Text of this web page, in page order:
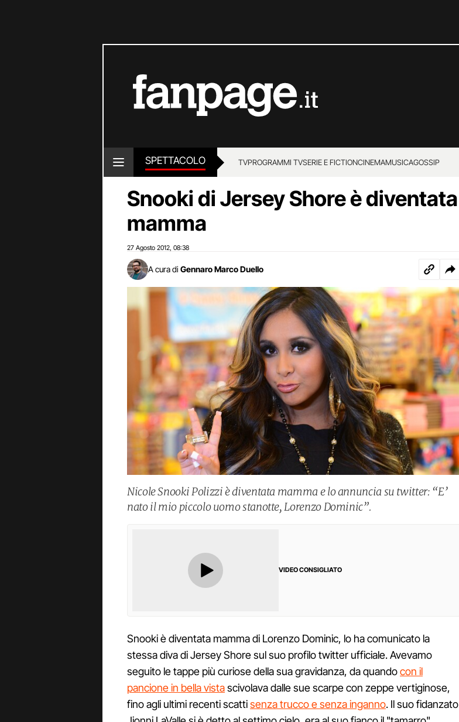
SPETTACOLO TVPROGRAMMI TVSERIE E FICTIONCINEMAMUSICAGOSSIP
Snooki di Jersey Shore è diventata
mamma
27 Agosto 2012 08:38
A cura di Gennaro Marco Duello
Nicole Snooki Polizzi è diventata mamma e lo annuncia su twitter: “E’
nato il mio piccolo uomo stanotte, Lorenzo Dominic”.
VIDEO CONSIGLIATO
Snooki è diventata mamma di Lorenzo Dominic, lo ha comunicato la
stessa diva di Jersey Shore sul suo profilo twitter ufficiale. Avevamo
seguito le tappe più curiose della sua gravidanza, da quandocon il
pancione in bella vistascivolava dalle sue scarpe con zeppe vertiginose,
fino agli ultimi recenti scattisenza trucco e senza inganno. Il suo fidanzato